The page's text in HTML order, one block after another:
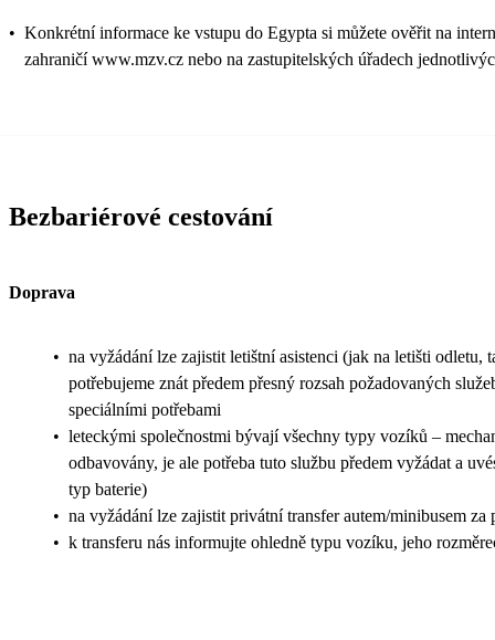
• Konkrétní informace ke vstupu do Egypta si můžete ověřit na
zahraničí www.mzv.cz nebo na zastupitelských úřadech
Bezbariérové cestování
Doprava
• na vyžádání lze zajistit letištní asistenci (jak na letišti odletu,
potřebujeme znát předem přesný rozsah požadovaných
speciálními potřebami
• leteckými společnostmi bývají všechny typy vozíků –
odbavovány, je ale potřeba tuto službu předem vyžádat a
typ baterie)
• na vyžádání lze zajistit privátní transfer autem/minibusem
• k transferu nás informujte ohledně typu vozíku, jeho